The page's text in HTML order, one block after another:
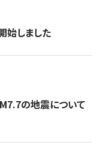
始しました
の地震について